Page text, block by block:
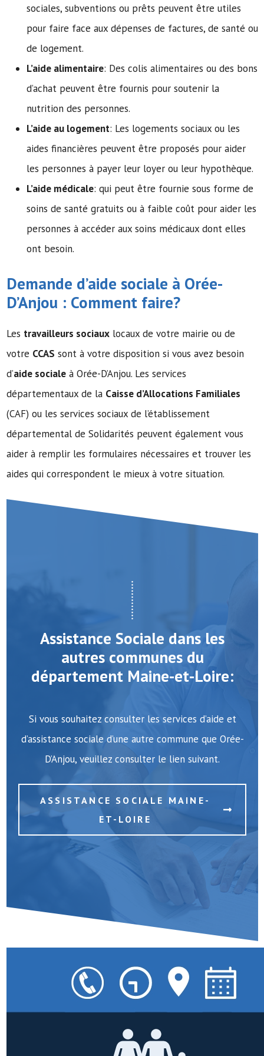
sociales, subventions ou prêts peuvent être utiles
pour faire face aux dépenses de factures, de santé ou
de logement.
L’aide alimentaire: Des colis alimentaires ou des bons
d’achat peuvent être fournis pour soutenir la
nutrition des personnes.
L’aide au logement: Les logements sociaux ou les
aides financières peuvent être proposés pour aider
les personnes à payer leur loyer ou leur hypothèque.
L’aide médicale: qui peut être fournie sous forme de
soins de santé gratuits ou à faible coût pour aider les
personnes à accéder aux soins médicaux dont elles
ont besoin.
Demande d’aide sociale à Orée-
D’Anjou : Comment faire?
Les travailleurs sociaux locaux de votre mairie ou de
votre CCAS sont à votre disposition si vous avez besoin
d’aide sociale à Orée-D’Anjou. Les services
départementaux de la Caisse d’Allocations Familiales
(CAF) ou les services sociaux de l’établissement
départemental de Solidarités peuvent également vous
aider à remplir les formulaires nécessaires et trouver les
aides qui correspondent le mieux à votre situation.
Assistance Sociale dans les
autres communes du
département Maine-et-Loire:
Si vous souhaitez consulter les services d’aide et
d’assistance sociale d’une autre commune que Orée-
D’Anjou, veuillez consulter le lien suivant.
ASSISTANCE SOCIALE MAINE-
ET-LOIRE